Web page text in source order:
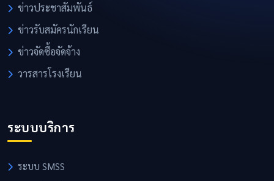
ข่าวประชาสัมพันธ์
ข่าวรับสมัครนักเรียน
ข่าวจัดซื้อจัดจ้าง
วารสารโรงเรียน
ระบบบริการ
ระบบ SMSS